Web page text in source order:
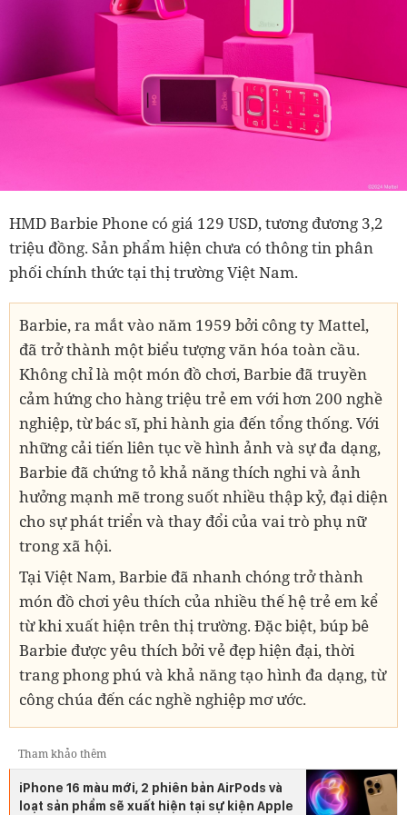
HMD Barbie Phone có giá 129 USD, tương đương 3,2
triệu đồng. Sản phẩm hiện chưa có thông tin phân
phối chính thức tại thị trường Việt Nam.
Barbie, ra mắt vào năm 1959 bởi công ty Mattel,
đã trở thành một biểu tượng văn hóa toàn cầu.
Không chỉ là một món đồ chơi, Barbie đã truyền
cảm hứng cho hàng triệu trẻ em với hơn 200 nghề
nghiệp, từ bác sĩ, phi hành gia đến tổng thống. Với
những cải tiến liên tục về hình ảnh và sự đa dạng,
Barbie đã chứng tỏ khả năng thích nghi và ảnh
hưởng mạnh mẽ trong suốt nhiều thập kỷ, đại diện
cho sự phát triển và thay đổi của vai trò phụ nữ
trong xã hội.
Tại Việt Nam, Barbie đã nhanh chóng trở thành
món đồ chơi yêu thích của nhiều thế hệ trẻ em kể
từ khi xuất hiện trên thị trường. Đặc biệt, búp bê
Barbie được yêu thích bởi vẻ đẹp hiện đại, thời
trang phong phú và khả năng tạo hình đa dạng, từ
công chúa đến các nghề nghiệp mơ ước.
Tham khảo thêm
iPhone 16 màu mới, 2 phiên bản AirPods và
loạt sản phẩm sẽ xuất hiện tại sự kiện Apple